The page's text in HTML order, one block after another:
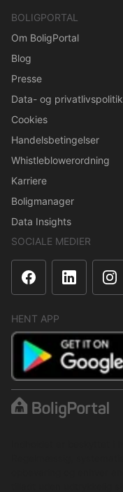
BOLIGPORTAL
Om BoligPortal
Blog
Presse
Data- og privatlivspolitik
Cookies
Handelsbetingelser
Whistleblowerordning
Karriere
Boligmanager
Data Insights
SOCIALE MEDIER
HENT APP